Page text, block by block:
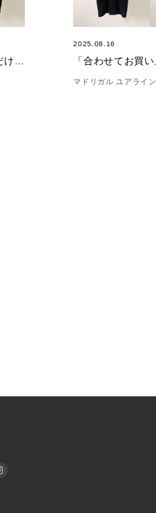
2025.08.16
マドリガル ユアライン